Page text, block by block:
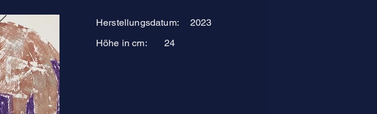
2023
Herstellungsdatum:
Höhe in cm:
24